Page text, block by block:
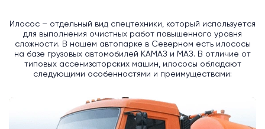
Илосос – отдельный вид спецтехники, который используется
для выполнения очистных работ повышенного уровня
сложности. В нашем автопарке в Северном есть илососы
на базе грузовых автомобилей КАМАЗ и МАЗ. В отличие от
типовых ассенизаторских машин, илососы обладают
следующими особенностями и преимуществами: